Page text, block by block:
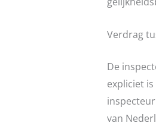
Verdrag
De
expliciet
van